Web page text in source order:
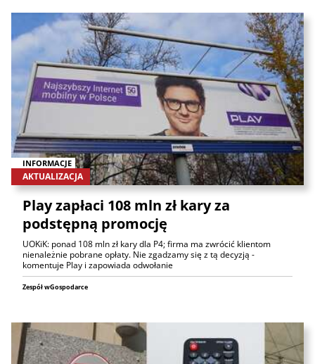
INFORMACJE
AKTUALIZACJA
Play zapłaci 108 mln zł kary za
podstępną promocję
UOKiK: ponad 108 mln zł kary dla P4; firma ma zwrócić klientom
nienależnie pobrane opłaty. Nie zgadzamy się z tą decyzją -
komentuje Play i zapowiada odwołanie
Zespół wGospodarce